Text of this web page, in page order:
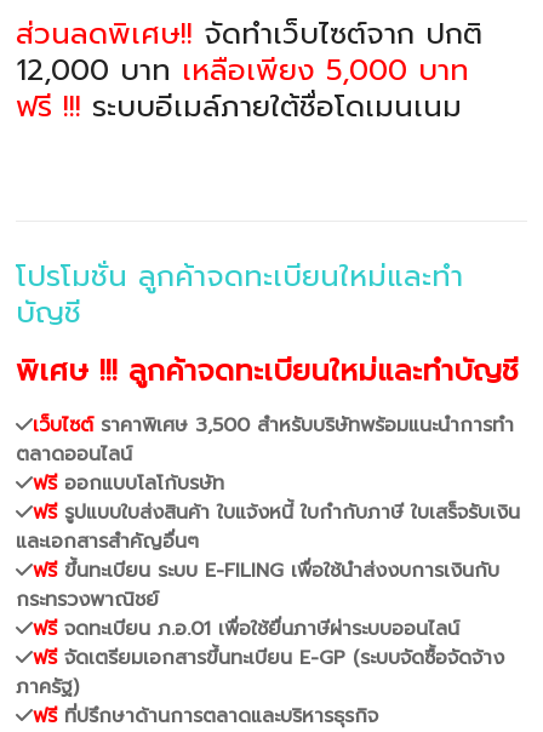
ส่วนลดพิเศษ!! จัดทำเว็บไซต์จาก ปกติ
12,000 บาท เหลือเพียง 5,000 บาท
ฟรี !!! ระบบอีเมล์ภายใต้ชื่อโดเมนเนม
โปรโมชั่น ลูกค้าจดทะเบียนใหม่และทำ
บัญชี
พิเศษ !!! ลูกค้าจดทะเบียนใหม่และทำบัญชี
เว็บไซต์ราคาพิเศษ 3,500 สำหรับบริษัทพร้อมแนะนำการทำ
ตลาดออนไลน์
ฟรีออกแบบโลโก้บรษัท
ฟรีรูปแบบใบส่งสินค้า ใบแจ้งหนี้ ใบกำกับภาษี ใบเสร็จรับเงิน
และเอกสารสำคัญอื่นๆ
ฟรีขึ้นทะเบียน ระบบ E-FILING เพื่อใช้นำส่งงบการเงินกับ
กระทรวงพาณิชย์
ฟรีจดทะเบียน ภ.อ.01 เพื่อใช้ยื่นภาษีผ่าระบบออนไลน์
ฟรีจัดเตรียมเอกสารขึ้นทะเบียน E-GP (ระบบจัดซื้อจัดจ้าง
ภาครัฐ)
ฟรีที่ปรึกษาด้านการตลาดและบริหารธุรกิจ